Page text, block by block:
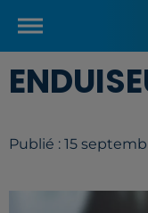
Publié : 15